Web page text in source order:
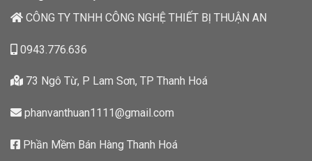
CÔNG TY TNHH CÔNG NGHỆ THIẾT BỊ THUẬN AN
0943.776.636
73 Ngô Từ, P Lam Sơn, TP Thanh Hoá
phanvanthuan1111@gmail.com
Phần Mềm Bán Hàng Thanh Hoá